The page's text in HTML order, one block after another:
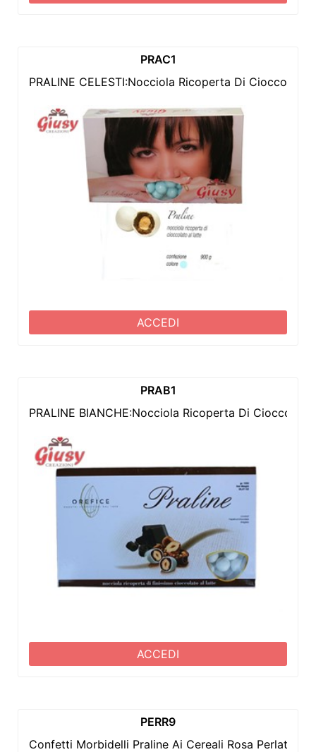
PRAC1
PRALINE CELESTI:Nocciola Ricoperta Di
ACCEDI
PRAB1
PRALINE BIANCHE:Nocciola Ricoperta Di
ACCEDI
PERR9
Confetti Morbidelli Praline Ai Cereali Rosa Perlati